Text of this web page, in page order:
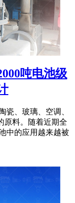
吨电池级
瓷、玻璃、空调、
原料。随着近期全
中的应用越来越被